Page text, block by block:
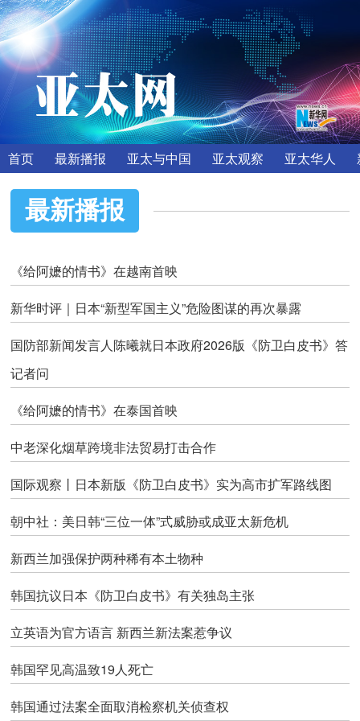
首页 最新播报 亚太与中国 亚太观察 亚太华人
最新播报
《给阿嬷的情书》在越南首映
新华时评｜日本“新型军国主义”危险图谋的再次暴露
国防部新闻发言人陈曦就日本政府2026版《防卫白皮书》答
记者问
《给阿嬷的情书》在泰国首映
中老深化烟草跨境非法贸易打击合作
国际观察丨日本新版《防卫白皮书》实为高市扩军路线图
朝中社：美日韩“三位一体”式威胁或成亚太新危机
新西兰加强保护两种稀有本土物种
韩国抗议日本《防卫白皮书》有关独岛主张
立英语为官方语言 新西兰新法案惹争议
韩国罕见高温致19人死亡
韩国通过法案全面取消检察机关侦查权